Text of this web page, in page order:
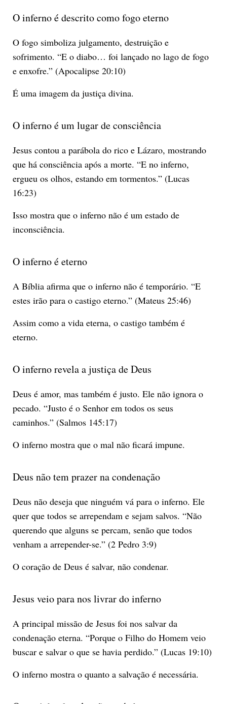
O inferno é descrito como fogo eterno
O fogo simboliza julgamento, destruição e
sofrimento. “E o diabo… foi lançado no lago de fogo
e enxofre.” (Apocalipse 20:10)
É uma imagem da justiça divina.
O inferno é um lugar de consciência
Jesus contou a parábola do rico e Lázaro, mostrando
que há consciência após a morte. “E no inferno,
ergueu os olhos, estando em tormentos.” (Lucas
16:23)
Isso mostra que o inferno não é um estado de
inconsciência.
O inferno é eterno
A Bíblia afirma que o inferno não é temporário. “E
estes irão para o castigo eterno.” (Mateus 25:46)
Assim como a vida eterna, o castigo também é
eterno.
O inferno revela a justiça de Deus
Deus é amor, mas também é justo. Ele não ignora o
pecado. “Justo é o Senhor em todos os seus
caminhos.” (Salmos 145:17)
O inferno mostra que o mal não ficará impune.
Deus não tem prazer na condenação
Deus não deseja que ninguém vá para o inferno. Ele
quer que todos se arrependam e sejam salvos. “Não
querendo que alguns se percam, senão que todos
venham a arrepender-se.” (2 Pedro 3:9)
O coração de Deus é salvar, não condenar.
Jesus veio para nos livrar do inferno
A principal missão de Jesus foi nos salvar da
condenação eterna. “Porque o Filho do Homem veio
buscar e salvar o que se havia perdido.” (Lucas 19:10)
O inferno mostra o quanto a salvação é necessária.